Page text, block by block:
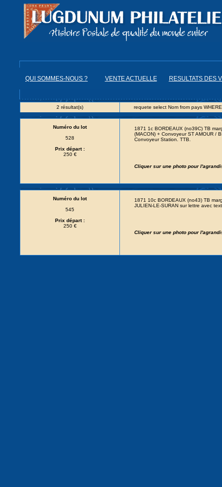
QUI SOMMES-NOUS ? VENTE ACTUELLE RESULTATS DES
2 résultat(s) requete select Nom from pays
Numéro du lot
528
Prix départ :
250 €
1871 1c BORDEAUX (no39C) TB
(MACON) + Convoyeur ST AMOUR /
Convoyeur Station. TTB.
Cliquer sur une photo pour
Numéro du lot
545
Prix départ :
250 €
1871 10c BORDEAUX (no43) TB
JULIEN-LE-SURAN sur lettre avec
Cliquer sur une photo pour